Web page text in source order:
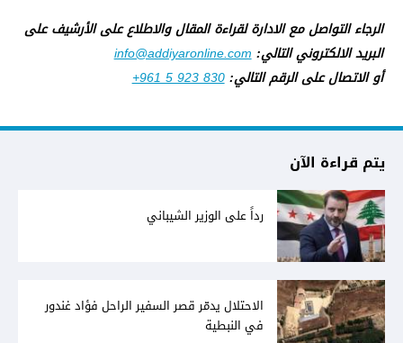
الرجاء التواصل مع الادارة لقراءة المقال والاطلاع على الأرشيف على
البريد الالكتروني التالي:info@addiyaronline.com
أو الاتصال على الرقم التالي:+961 5 923 830
يتم قراءة الآن
رداً على الوزير الشيباني
الاحتلال يدمّر قصر السفير الراحل فؤاد غندور
في النبطية